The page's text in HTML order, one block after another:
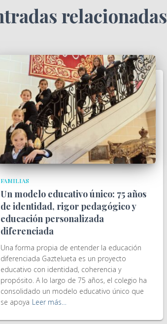
relacionadas
FAMILIAS
Un modelo educativo único: 75 años
de identidad, rigor pedagógico y
educación personalizada
diferenciada
Una forma propia de entender la educación
diferenciada Gaztelueta es un proyecto
educativo con identidad, coherencia y
propósito. A lo largo de 75 años, el colegio ha
consolidado un modelo educativo único que
se apoya Leer más…